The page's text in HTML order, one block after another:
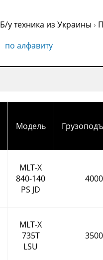
Б/у техника из Украины ›
по алфавиту
Модель
MLT-X
840-140
PS JD
MLT-X
735T
LSU